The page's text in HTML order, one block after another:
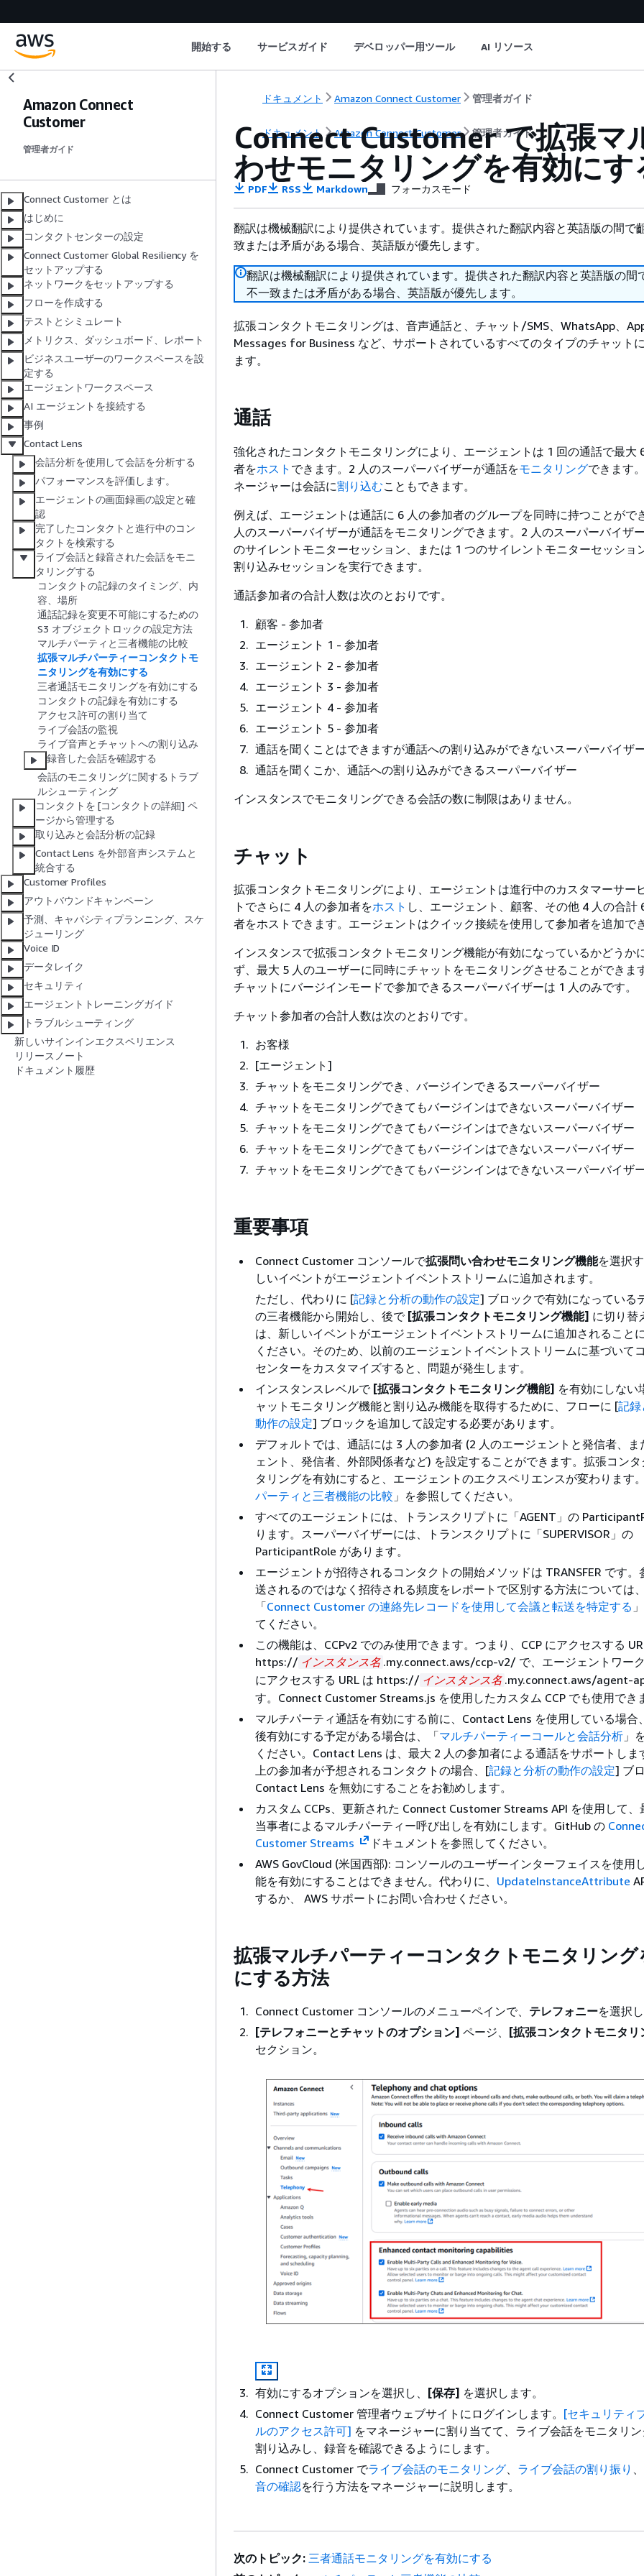
開始する サービスガイド デベロッパー用ツール AI リソース
Amazon Connect
Customer
管理者ガイド
Connect Customer とは
はじめに
コンタクトセンターの設定
Connect Customer Global Resiliency を
セットアップする
ネットワークをセットアップする
フローを作成する
テストとシミュレート
メトリクス、ダッシュボード、レポート
ビジネスユーザーのワークスペースを設
定する
エージェントワークスペース
AI エージェントを接続する
事例
Contact Lens
会話分析を使用して会話を分析する
パフォーマンスを評価します。
エージェントの画面録画の設定と確
認
完了したコンタクトと進行中のコン
タクトを検索する
ライブ会話と録音された会話をモニ
タリングする
コンタクトの記録のタイミング、内
容、場所
通話記録を変更不可能にするための
S3 オブジェクトロックの設定方法
マルチパーティと三者機能の比較
拡張マルチパーティーコンタクトモ
ニタリングを有効にする
三者通話モニタリングを有効にする
コンタクトの記録を有効にする
アクセス許可の割り当て
ライブ会話の監視
ライブ音声とチャットへの割り込み
録音した会話を確認する
会話のモニタリングに関するトラブ
ルシューティング
コンタクトを [コンタクトの詳細] ペ
ージから管理する
取り込みと会話分析の記録
Contact Lens を外部音声システムと
統合する
Customer Profiles
アウトバウンドキャンペーン
予測、キャパシティプランニング、スケ
ジューリング
Voice ID
データレイク
セキュリティ
エージェントトレーニングガイド
トラブルシューティング
新しいサインインエクスペリエンス
リリースノート
ドキュメント履歴
ドキュメント Amazon Connect Customer 管理者ガイド
ドキュメント Amazon Connect Customer 管理者ガイド
Connect Customer で拡張マ
わせモニタリングを有効にす
PDF RSS Markdown フォーカスモード
翻訳は機械翻訳により提供されています。提供された翻訳内容と英語版の間で
致または矛盾がある場合、英語版が優先します。
翻訳は機械翻訳により提供されています。提供された翻訳内容と英語版の間
不一致または矛盾がある場合、英語版が優先します。
拡張コンタクトモニタリングは、音声通話と、チャット/SMS、WhatsApp、
Messages for Business など、サポートされているすべてのタイプのチャット
ます。
通話
強化されたコンタクトモニタリングにより、エージェントは 1 回の通話で最大
者をホスト できます。2 人のスーパーバイザーが通話をモニタリングできます
ネージャーは会話に割り込むこともできます。
例えば、エージェントは通話に 6 人の参加者のグループを同時に持つことがで
人のスーパーバイザーが通話をモニタリングできます。2 人のスーパーバイザ
のサイレントモニターセッション、または 1 つのサイレントモニターセッショ
割り込みセッションを実行できます。
通話参加者の合計人数は次のとおりです。
顧客 - 参加者
エージェント 1 - 参加者
エージェント 2 - 参加者
エージェント 3 - 参加者
エージェント 4 - 参加者
エージェント 5 - 参加者
通話を聞くことはできますが通話への割り込みができないスーパーバイザ
通話を聞くこか、通話への割り込みができるスーパーバイザー
インスタンスでモニタリングできる会話の数に制限はありません。
チャット
拡張コンタクトモニタリングにより、エージェントは進行中のカスタマーサー
トでさらに 4 人の参加者をホスト し、エージェント、顧客、その他 4 人の合計
者をホストできます。エージェントはクイック接続を使用して参加者を追加でき
インスタンスで拡張コンタクトモニタリング機能が有効になっているかどうか
ず、最大 5 人のユーザーに同時にチャットをモニタリングさせることができま
チャットにバージインモードで参加できるスーパーバイザーは 1 人のみです。
チャット参加者の合計人数は次のとおりです。
お客様
[エージェント]
チャットをモニタリングでき、バージインできるスーパーバイザー
チャットをモニタリングできてもバージインはできないスーパーバイザー
チャットをモニタリングできてもバージインはできないスーパーバイザー
チャットをモニタリングできてもバージインはできないスーパーバイザー
チャットをモニタリングできてもバージンインはできないスーパーバイザ
重要事項
Connect Customer コンソールで拡張問い合わせモニタリング機能を選択
しいイベントがエージェントイベントストリームに追加されます。
ただし、代わりに [記録と分析の動作の設定] ブロックで有効になっている
の三者機能から開始し、後で [拡張コンタクトモニタリング機能] に切り替
は、新しいイベントがエージェントイベントストリームに追加されること
ください。そのため、以前のエージェントイベントストリームに基づいて
センターをカスタマイズすると、問題が発生します。
インスタンスレベルで [拡張コンタクトモニタリング機能] を有効にしない
ャットモニタリング機能と割り込み機能を取得するために、フローに [記録
動作の設定] ブロックを追加して設定する必要があります。
デフォルトでは、通話には 3 人の参加者 (2 人のエージェントと発信者、ま
ェント、発信者、外部関係者など) を設定することができます。拡張コン
タリングを有効にすると、エージェントのエクスペリエンスが変わります
パーティと三者機能の比較 」を参照してください。
すべてのエージェントには、トランスクリプトに「AGENT」の
ります。スーパーバイザーには、トランスクリプトに「SUPERVISOR」の
ParticipantRole があります。
エージェントが招待されるコンタクトの開始メソッドは TRANSFER です。
送されるのではなく招待される頻度をレポートで区別する方法については、
「Connect Customer の連絡先レコードを使用して会議と転送を特定する
てください。
この機能は、CCPv2 でのみ使用できます。つまり、CCP にアクセスする
https:// インスタンス名 .my.connect.aws/ccp-v2/ で、エージェントワー
にアクセスする URL は https:// インスタンス名 .my.connect.aws/agent-
す。Connect Customer Streams.js を使用したカスタム CCP でも使用でき
マルチパーティ通話を有効にする前に、Contact Lens を使用している場合
後有効にする予定がある場合は、「マルチパーティーコールと会話分析 」
ください。Contact Lens は、最大 2 人の参加者による通話をサポートしま
上の参加者が予想されるコンタクトの場合、[記録と分析の動作の設定] ブ
Contact Lens を無効にすることをお勧めします。
カスタム CCPs、更新された Connect Customer Streams API を使用して、
当事者によるマルチパーティー呼び出しを有効にします。GitHub の
Customer Streams
ドキュメントを参照してください。
AWS GovCloud (米国西部): コンソールのユーザーインターフェイスを使用
能を有効にすることはできません。代わりに、 UpdateInstanceAttribute
するか、 AWS サポートにお問い合わせください。
拡張マルチパーティーコンタクトモニタリング
にする方法
Connect Customer コンソールのメニューペインで、 テレフォニーを選択し
[テレフォニーとチャットのオプション] ページ、
[拡張コンタクトモニタリ
セクション。
有効にするオプションを選択し、 [保存] を選択します。
Connect Customer 管理者ウェブサイトにログインします。 [セキュリティ
ルのアクセス許可] をマネージャーに割り当てて、ライブ会話をモニタリ
割り込みし、録音を確認できるようにします。
Connect Customer でライブ会話のモニタリング、 ライブ会話の割り振り 、
音の確認を行う方法をマネージャーに説明します。
次のトピック: 三者通話モニタリングを有効にする